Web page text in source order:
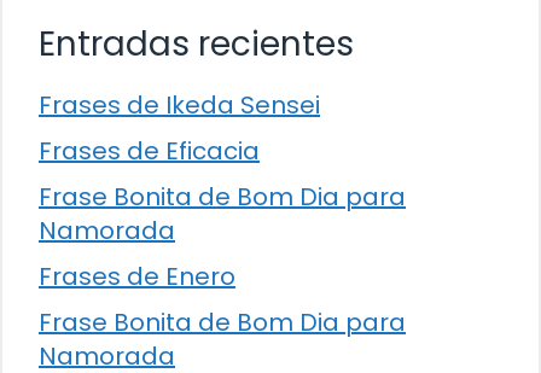
Entradas recientes
Frases de Ikeda Sensei
Frases de Eficacia
Frase Bonita de Bom Dia para
Namorada
Frases de Enero
Frase Bonita de Bom Dia para
Namorada